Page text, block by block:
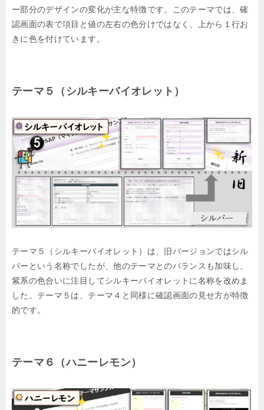
ー部分のデザインの変化が主な特徴です。このテーマでは、確
認画面の表で項目と値の左右の色分けではなく、上から１行お
きに色を付けています。
テーマ５（シルキーバイオレット）
テーマ５（シルキーバイオレット）は、旧バージョンではシル
バーという名称でしたが、他のテーマとのバランスも加味し、
紫系の色合いに注目してシルキーバイオレットに名称を改めま
した。テーマ５は、テーマ４と同様に確認画面の見せ方が特徴
的です。
テーマ６（ハニーレモン）